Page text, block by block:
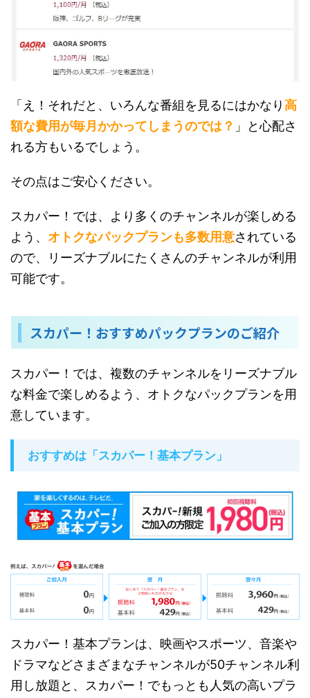
「え！それだと、いろんな番組を見るにはかなり高
額な費用が毎月かかってしまうのでは？ 」と心配さ
れる方もいるでしょう。
その点はご安心ください。
スカパー！では、より多くのチャンネルが楽しめる
よう、 オトクなパックプランも多数用意されている
ので、リーズナブルにたくさんのチャンネルが利用
可能です。
スカパー！おすすめパックプランのご紹介
スカパー！では、複数のチャンネルをリーズナブル
な料金で楽しめるよう、オトクなパックプランを用
意しています。
おすすめは「スカパー！基本プラン」
スカパー！基本プランは、映画やスポーツ、音楽や
ドラマなどさまざまなチャンネルが50チャンネル利
用し放題と、スカパー！でもっとも人気の高いプラ